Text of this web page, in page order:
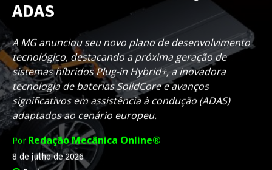
ADAS
A MG anunciou seu novo plano de desenvolvimento
tecnológico, destacando a próxima geração de
sistemas híbridos Plug-in Hybrid+, a inovadora
tecnologia de baterias SolidCore e avanços
significativos em assistência à condução (ADAS)
adaptados ao cenário europeu.
Por Redação Mecânica Online®
8 de julho de 2026